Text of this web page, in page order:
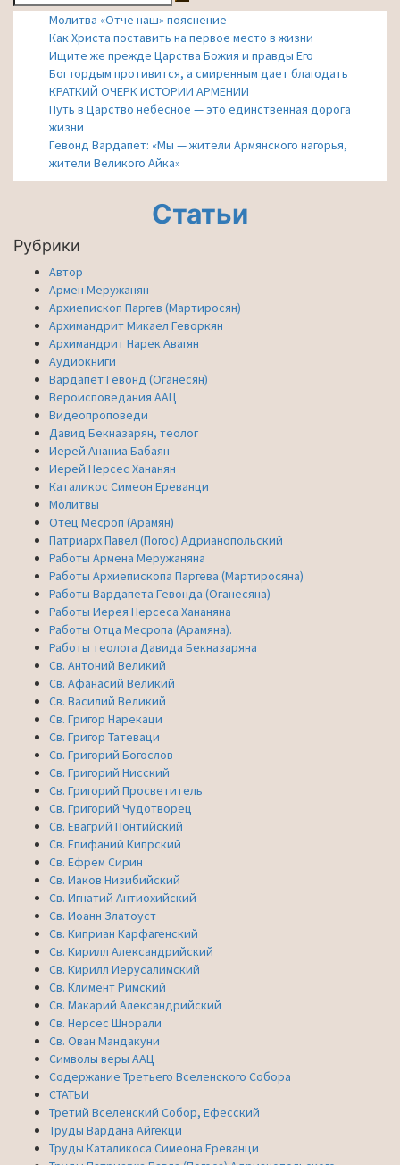
Поиск
Молитва «Отче наш» пояснение
Как Христа поставить на первое место в жизни
Ищите же прежде Царства Божия и правды Его
Бог гордым противится, а смиренным дает благодать
КРАТКИЙ ОЧЕРК ИСТОРИИ АРМЕНИИ
Путь в Царство небесное — это единственная дорога
жизни
Гевонд Вардапет: «Мы — жители Армянского нагорья,
жители Великого Айка»
Статьи
Рубрики
Автор
Армен Меружанян
Архиепископ Паргев (Мартиросян)
Архимандрит Микаел Геворкян
Архимандрит Нарек Авагян
Аудиокниги
Вардапет Гевонд (Оганесян)
Вероисповедания ААЦ
Видеопроповеди
Давид Бекназарян, теолог
Иерей Ананиа Бабаян
Иерей Нерсес Хананян
Каталикос Симеон Ереванци
Молитвы
Отец Месроп (Арамян)
Патриарх Павел (Погос) Адрианопольский
Работы Армена Меружаняна
Работы Архиепископа Паргева (Мартиросяна)
Работы Вардапета Гевонда (Оганесяна)
Работы Иерея Нерсеса Хананяна
Работы Отца Месропа (Арамяна).
Работы теолога Давида Бекназаряна
Св. Антоний Великий
Св. Афанасий Великий
Св. Василий Великий
Св. Григор Нарекаци
Св. Григор Татеваци
Св. Григорий Богослов
Св. Григорий Нисский
Св. Григорий Просветитель
Св. Григорий Чудотворец
Св. Евагрий Понтийский
Св. Епифаний Кипрский
Св. Ефрем Сирин
Св. Иаков Низибийский
Св. Игнатий Антиохийский
Св. Иоанн Златоуст
Св. Киприан Карфагенский
Св. Кирилл Александрийский
Св. Кирилл Иерусалимский
Св. Климент Римский
Св. Макарий Александрийский
Св. Нерсес Шнорали
Св. Ован Мандакуни
Символы веры ААЦ
Содержание Третьего Вселенского Собора
СТАТЬИ
Третий Вселенский Собор, Ефесский
Труды Вардана Айгекци
Труды Каталикоса Симеона Ереванци